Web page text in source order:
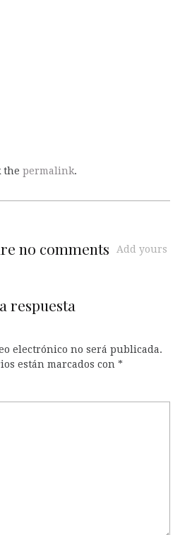
the permalink.
no comments Add yours
respuesta
electrónico no será publicada.
están marcados con *